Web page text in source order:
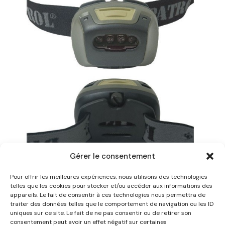
Gérer le consentement
Pour offrir les meilleures expériences, nous utilisons des technologies
telles que les cookies pour stocker et/ou accéder aux informations des
appareils. Le fait de consentir à ces technologies nous permettra de
traiter des données telles que le comportement de navigation ou les ID
uniques sur ce site. Le fait de ne pas consentir ou de retirer son
consentement peut avoir un effet négatif sur certaines
Lampe frontale ‘Tactical4Ultra’ LED
16.62€